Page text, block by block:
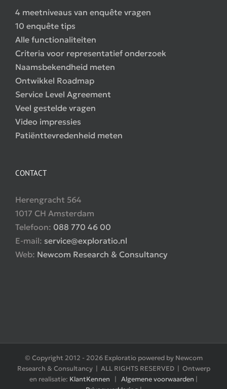
4 meetniveaus van enquête vragen
10 enquête tips
Alle functionaliteiten
Criteria voor representatief onderzoek
Naamsbekendheid meten
Ontwikkel Roadmap
Service Level Agreement
Veel gestelde vragen
Video impressies
Patiënttevredenheid meten
CONTACT
Herengracht 564
1017 CH Amsterdam
Telefoon: 088 770 46 00
E-mail: service@exploratio.nl
Web: Newcom Research & Consultancy
© Copyright 2012 - 2026 Exploratio powered by Newcom
Research & Consultancy | ALL RIGHTS RESERVED | Ontwerp
en realisatie: KlantKennen | Algemene voorwaarden |